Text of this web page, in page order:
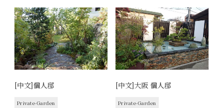
[中文]個人邸
Private-Garden
[中文]大阪 個人邸
Private-Garden